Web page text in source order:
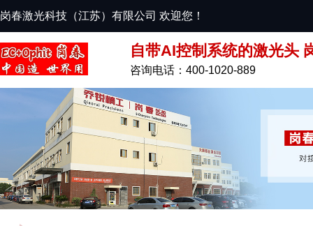
岗春激光科技（江苏）有限公司 欢迎您！
自带AI控制系统的激光头
咨询电话：400-1020-889